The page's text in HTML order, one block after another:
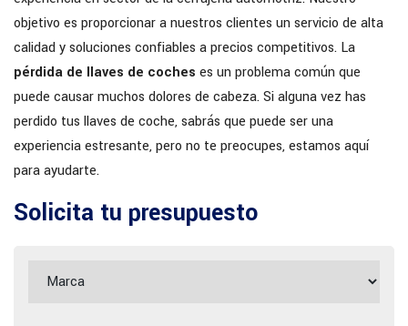
objetivo es proporcionar a nuestros clientes un servicio de alta
calidad y soluciones confiables a precios competitivos. La
pérdida de llaves de coches es un problema común que
puede causar muchos dolores de cabeza. Si alguna vez has
perdido tus llaves de coche, sabrás que puede ser una
experiencia estresante, pero no te preocupes, estamos aquí
para ayudarte.
Solicita tu presupuesto